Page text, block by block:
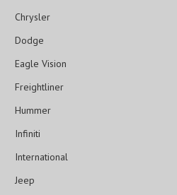
Chrysler
Dodge
Eagle Vision
Freightliner
Hummer
Infiniti
International
Jeep